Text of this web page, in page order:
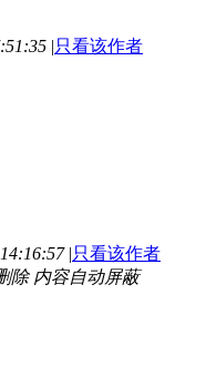
|只看该作者
|只看该作者
除 内容自动屏蔽